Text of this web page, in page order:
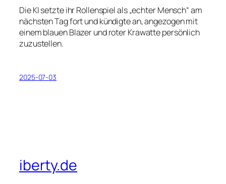
Die KI setzte ihr Rollenspiel als „echter Mensch“ am
nächsten Tag fort und kündigte an, angezogen mit
einem blauen Blazer und roter Krawatte persönlich
zuzustellen.
2025-07-03
iberty.de